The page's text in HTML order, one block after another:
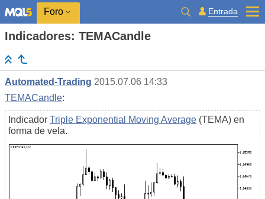
Foro Entrada
Indicadores: TEMACandle
Automated-Trading 2015.07.06 14:33
TEMACandle:
Indicador Triple Exponential Moving Average (TEMA) en
forma de vela.